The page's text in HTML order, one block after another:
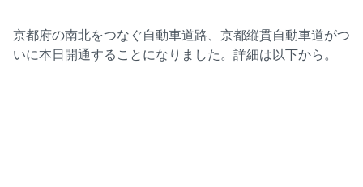
京都府の南北をつなぐ自動車道路、京都縦貫自動車道がつ
いに本日開通することになりました。詳細は以下から。